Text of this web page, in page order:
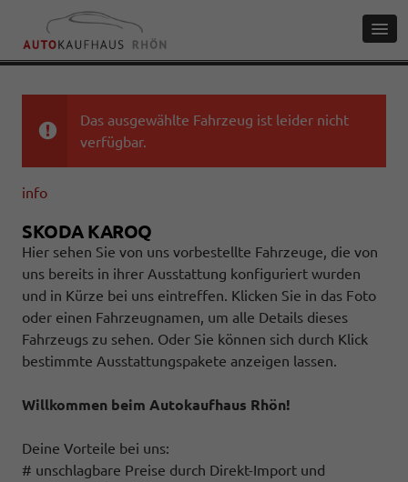
Das ausgewählte Fahrzeug ist leider nicht
verfügbar.
info
SKODA KAROQ
Hier sehen Sie von uns vorbestellte Fahrzeuge, die von
uns bereits in ihrer Ausstattung konfiguriert wurden
und in Kürze bei uns eintreffen. Klicken Sie in das Foto
oder einen Fahrzeugnamen, um alle Details dieses
Fahrzeugs zu sehen. Oder Sie können sich durch Klick
bestimmte Ausstattungspakete anzeigen lassen.
Willkommen beim Autokaufhaus Rhön!
Deine Vorteile bei uns:
# unschlagbare Preise durch Direkt-Import und